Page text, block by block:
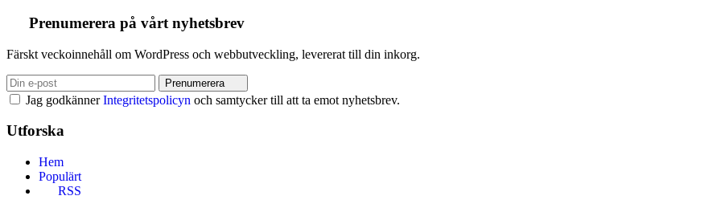
Prenumerera på vårt nyhetsbrev
Färskt veckoinnehåll om WordPress och webbutveckling, levererat till din inkorg.
Prenumerera
Jag godkännerIntegritetspolicyn och samtycker till att ta emot nyhetsbrev.
Utforska
Hem
Populärt
RSS